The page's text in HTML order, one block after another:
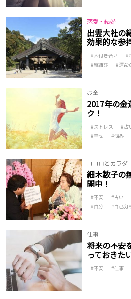
恋愛・結婚
出雲大社の
効果的な参
人付き合い
縁結び
運命
お金
2017年の金
ク！
ストレス 占
幸せ
悩み
ココロとカラダ
細木数子の
開中！
不安 占い
自分
自己分
仕事
将来の不安
っておきた
不安 仕事